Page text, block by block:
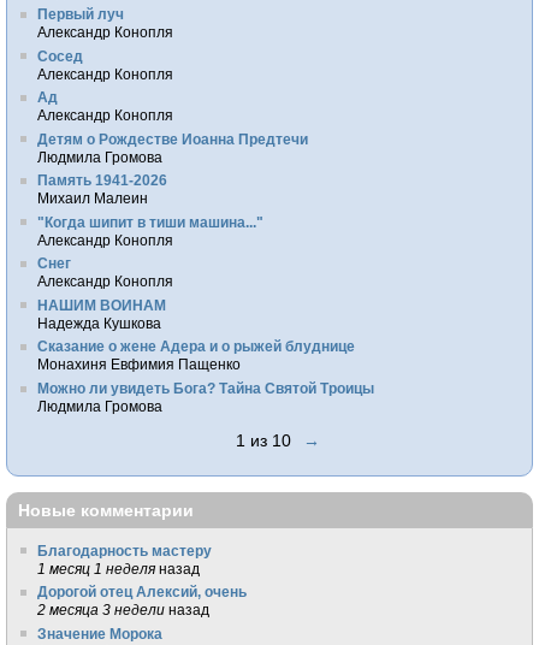
Первый луч
Александр Конопля
Сосед
Александр Конопля
Ад
Александр Конопля
Детям о Рождестве Иоанна Предтечи
Людмила Громова
Память 1941-2026
Михаил Малеин
"Когда шипит в тиши машина..."
Александр Конопля
Снег
Александр Конопля
НАШИМ ВОИНАМ
Надежда Кушкова
Сказание о жене Адера и о рыжей блуднице
Монахиня Евфимия Пащенко
Можно ли увидеть Бога? Тайна Святой Троицы
Людмила Громова
1 из 10 →
Новые комментарии
Благодарность мастеру
1 месяц 1 неделя назад
Дорогой отец Алексий, очень
2 месяца 3 недели назад
Значение Морока